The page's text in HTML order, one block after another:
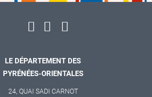
LE DÉPARTEMENT DES
PYRÉNÉES-ORIENTALES
24, QUAI SADI CARNOT